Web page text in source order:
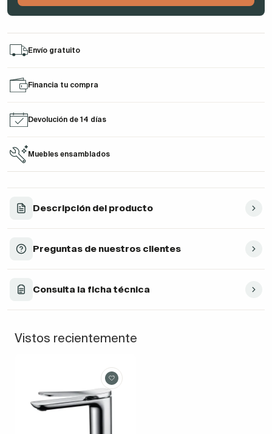
Envío gratuito
Financia tu compra
Devolución de 14 días
Muebles ensamblados
Descripción del producto
Preguntas de nuestros clientes
Consulta la ficha técnica
Vistos recientemente